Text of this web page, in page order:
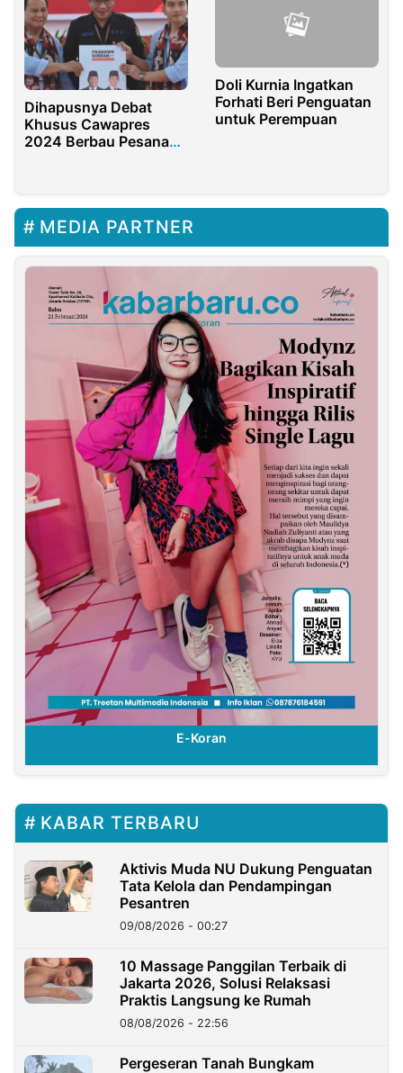
Dihapusnya Debat
Khusus Cawapres
2024 Berbau Pesanan
Doli Kurnia Ingatkan
Forhati Beri Penguatan
untuk Perempuan
MEDIA PARTNER
E-Koran
KABAR TERBARU
Aktivis Muda NU Dukung Penguatan
Tata Kelola dan Pendampingan
Pesantren
09/08/2026 - 00:27
10 Massage Panggilan Terbaik di
Jakarta 2026, Solusi Relaksasi
Praktis Langsung ke Rumah
08/08/2026 - 22:56
Pergeseran Tanah Bungkam